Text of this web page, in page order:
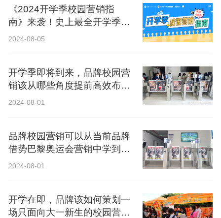
《2024开学季校园营销指
南》来袭！史上最全开学季营
销攻略！
2024-08-05
开学季即将到来，品牌校园营
销该从哪些角度提前高效布
局？
2024-08-01
品牌校园营销可以从当前品牌
借势巴黎奥运会营销中学到什
么？
2024-08-01
开学在即，品牌该如何策划一
场只面向大一新生的校园营